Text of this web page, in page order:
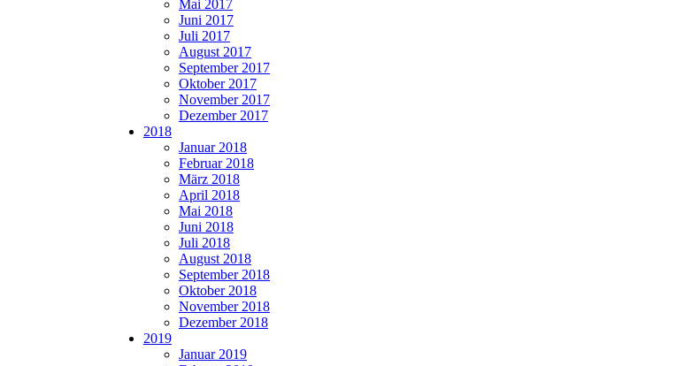
Mai 2017
Juni 2017
Juli 2017
August 2017
September 2017
Oktober 2017
November 2017
Dezember 2017
2018
Januar 2018
Februar 2018
März 2018
April 2018
Mai 2018
Juni 2018
Juli 2018
August 2018
September 2018
Oktober 2018
November 2018
Dezember 2018
2019
Januar 2019